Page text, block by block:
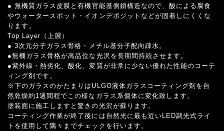
● 無機質ガラス皮膜と有機官能基側鎖構造なので、酸による腐食
やウォータースポット・イオンデポジットなどが固着しにくくな
ります。
Top Layer（上層）
● 3次元分子ガラス骨格・メチル基分子配向疎水。
●無機ガラス骨格が高品位な光沢を長期間持続させます。
●紫外線・熱劣化、酸化、変質が非常に少ない優れた性能のコーテ
ィング剤です。
※下のガラスのかたまりはULGO液体ガラスコーティング剤を自
然乾燥約1週間程でこの様なガラス系個体に変化致します。
塗装面に施工しますと驚きの光沢が蘇ります。
コーティング作業が終了後には自然光に最も近いLED調光式ライ
トを使用して隅々までチェックを行います。